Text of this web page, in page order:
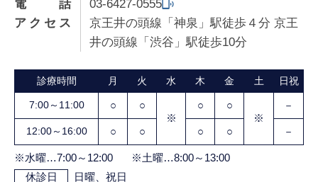
電話
03-6427-0555
アクセス
京王井の頭線「神泉」駅徒歩４分 京王
井の頭線「渋谷」駅徒歩10分